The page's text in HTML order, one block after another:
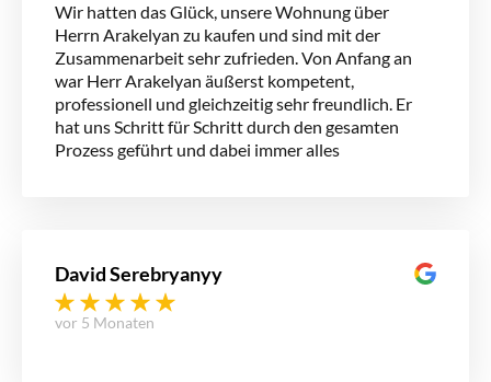
Wir hatten das Glück, unsere Wohnung über
Herrn Arakelyan zu kaufen und sind mit der
Zusammenarbeit sehr zufrieden. Von Anfang an
war Herr Arakelyan äußerst kompetent,
professionell und gleichzeitig sehr freundlich. Er
hat uns Schritt für Schritt durch den gesamten
Prozess geführt und dabei immer alles
Zusammenarbeit sehr empfehlen!
David Serebryanyy
vor 5 Monaten